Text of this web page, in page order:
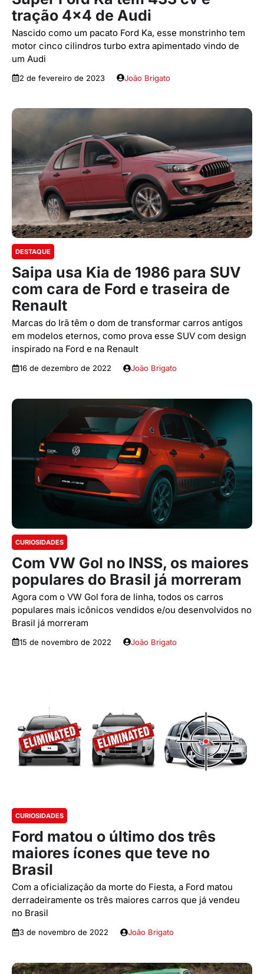
tração 4×4 de Audi
Nascido como um pacato Ford Ka, esse monstrinho tem
motor cinco cilindros turbo extra apimentado vindo de
um Audi
2 de fevereiro de 2023 João Brigato
DESTAQUE
Saipa usa Kia de 1986 para SUV
com cara de Ford e traseira de
Renault
Marcas do Irã têm o dom de transformar carros antigos
em modelos eternos, como prova esse SUV com design
inspirado na Ford e na Renault
16 de dezembro de 2022 João Brigato
CURIOSIDADES
Com VW Gol no INSS, os maiores
populares do Brasil já morreram
Agora com o VW Gol fora de linha, todos os carros
populares mais icônicos vendidos e/ou desenvolvidos no
Brasil já morreram
15 de novembro de 2022 João Brigato
CURIOSIDADES
Ford matou o último dos três
maiores ícones que teve no
Brasil
Com a oficialização da morte do Fiesta, a Ford matou
derradeiramente os três maiores carros que já vendeu
no Brasil
3 de novembro de 2022 João Brigato